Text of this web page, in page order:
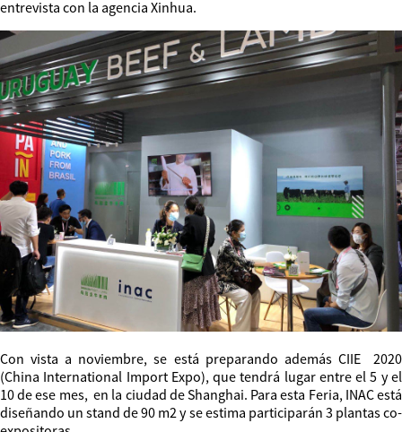
entrevista con la agencia Xinhua.
Con vista a noviembre, se está preparando además CIIE 2020
(China International Import Expo), que tendrá lugar entre el 5 y el
10 de ese mes, en la ciudad de Shanghai. Para esta Feria, INAC está
diseñando un stand de 90 m2 y se estima participarán 3 plantas co-